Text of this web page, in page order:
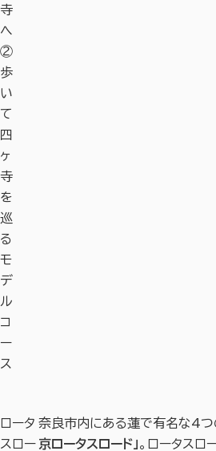
寺
へ
②
歩
い
て
四
ヶ
寺
を
巡
る
モ
デ
ル
コ
ー
ス
ロータ
スロー
奈良市内にある蓮で有名な4つ
京ロータスロード」。ロータスロ